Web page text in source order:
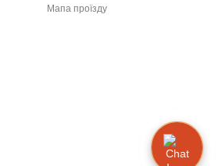
Мапа проїзду